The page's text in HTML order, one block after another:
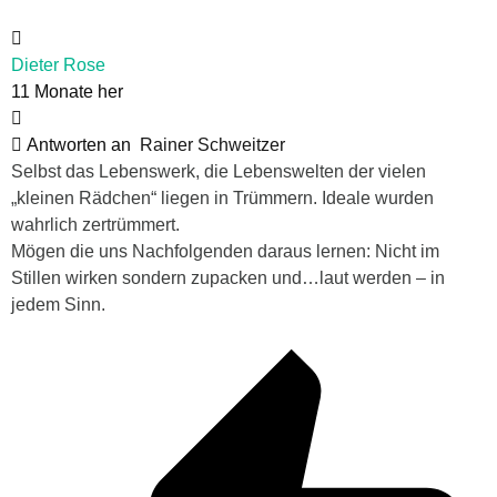
Dieter Rose
11 Monate her
Antworten an
Rainer Schweitzer
Selbst das Lebenswerk, die Lebenswelten der vielen
„kleinen Rädchen“ liegen in Trümmern. Ideale wurden
wahrlich zertrümmert.
Mögen die uns Nachfolgenden daraus lernen: Nicht im
Stillen wirken sondern zupacken und…laut werden – in
jedem Sinn.